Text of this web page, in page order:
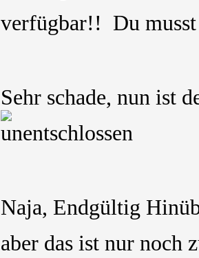
verfügbar!! Du
Sehr schade, nun ist
Naja, Endgültig
aber das ist nur noch